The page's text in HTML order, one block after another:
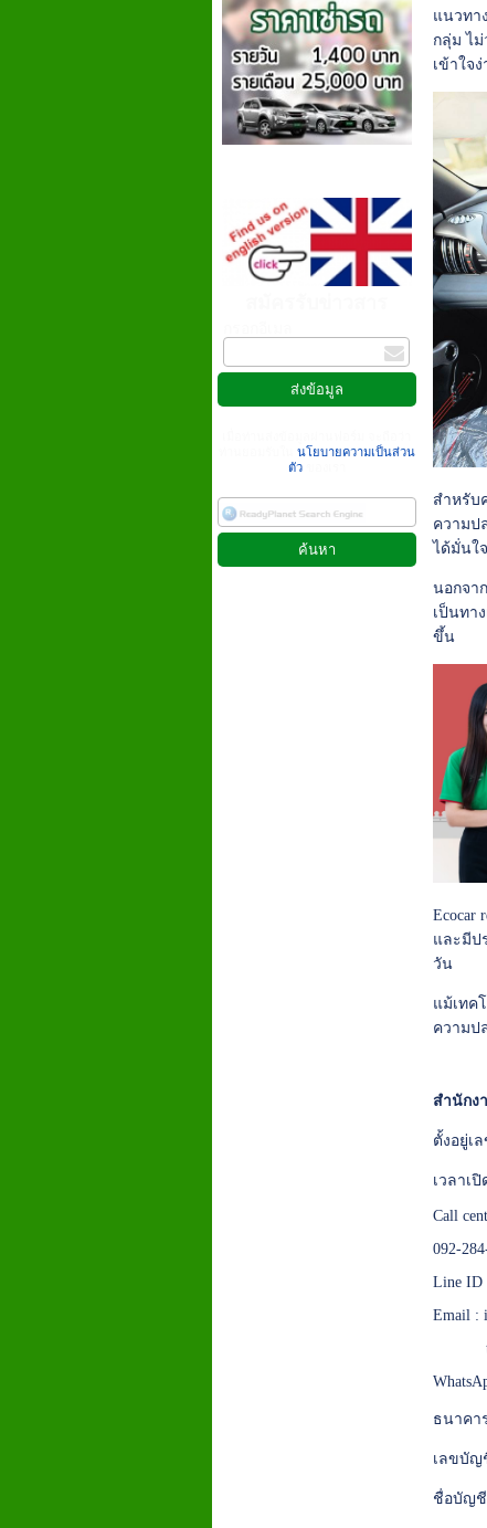
นโยบายความเป็นส่วน
ตัว
แนวทา
กลุ่ม ไม่
เข้าใจ
สำหรับ
ความป
ได้มั่นใ
นอกจา
เป็นทา
ขึ้น
และมีป
วัน
แม้เทค
ความป
สำนักง
ตั้งอยู่เ
เวลาเ
Call
092-
Line
Email :
ธนาคา
เลขบัญ
ชื่อบัญชี